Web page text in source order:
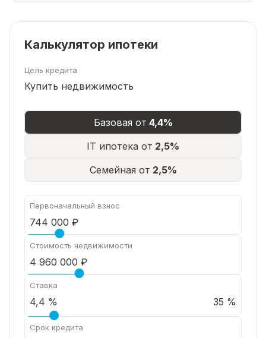
Калькулятор ипотеки
Цель кредита
Купить недвижимость
Базовая от 4,4%
IT ипотека от 2,5%
Семейная от 2,5%
Первоначальный взнос
Стоимость недвижимости
Ставка
35 %
Срок кредита